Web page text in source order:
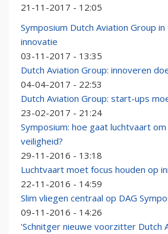
21-11-2017 - 12:05
Symposium Dutch Aviation Group in
innovatie
03-11-2017 - 13:35
Dutch Aviation Group: innoveren
04-04-2017 - 22:53
Dutch Aviation Group: start-ups
23-02-2017 - 21:24
Symposium: hoe gaat luchtvaart
veiligheid?
29-11-2016 - 13:18
Luchtvaart moet focus houden op
22-11-2016 - 14:59
Slim vliegen centraal op DAG
09-11-2016 - 14:26
'Schnitger nieuwe voorzitter Dutch